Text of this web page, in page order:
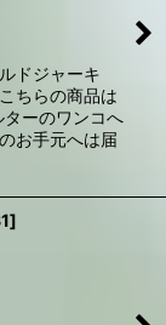
ドジャーキ
ちらの商品は
ーのワンコへ
お手元へは届
]